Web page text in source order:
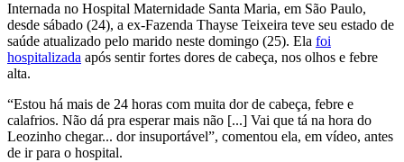
Internada no Hospital Maternidade Santa Maria, em São Paulo,
desde sábado (24), a ex-Fazenda Thayse Teixeira teve seu estado de
saúde atualizado pelo marido neste domingo (25). Ela foi
hospitalizada após sentir fortes dores de cabeça, nos olhos e febre
alta.
“Estou há mais de 24 horas com muita dor de cabeça, febre e
calafrios. Não dá pra esperar mais não [...] Vai que tá na hora do
Leozinho chegar... dor insuportável”, comentou ela, em vídeo, antes
de ir para o hospital.